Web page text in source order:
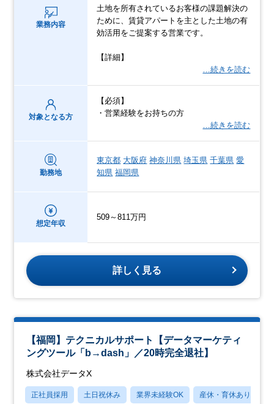
業務内容
土地を所有されているお客様の課題解決の
ために、賃貸アパートを主とした土地の有
効活用をご提案する営業です。
【詳細】
…続きを読む
対象となる方
【必須】
・営業経験をお持ちの方
…続きを読む
勤務地
東京都 大阪府 神奈川県 埼玉県 千葉県 愛
知県 福岡県
想定年収
509～811万円
詳しく見る
【福岡】テクニカルサポート【データマーケティ
ングツール「b→dash」／20時完全退社】
株式会社データX
正社員採用 土日祝休み 業界未経験OK 産休・育休あり